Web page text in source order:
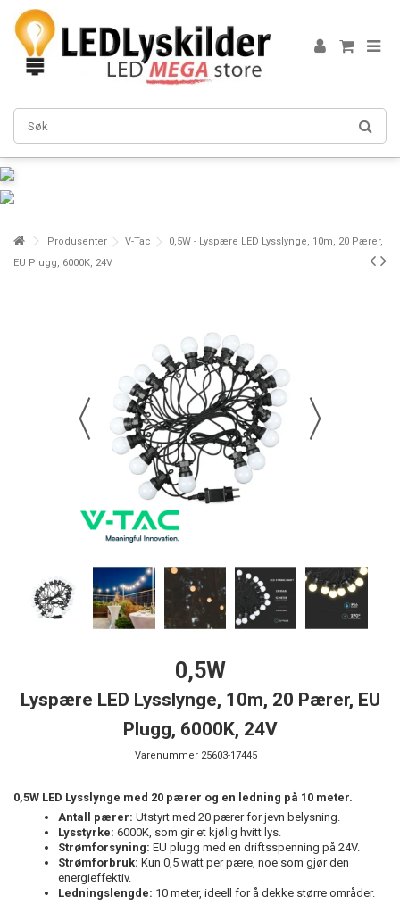
Produsenter V-Tac
0,5W - Lyspære LED Lysslynge, 10m, 20 Pærer,
EU Plugg, 6000K, 24V
0,5W
Lyspære LED Lysslynge, 10m, 20 Pærer, EU
Plugg, 6000K, 24V
Varenummer 25603-17445
0,5W LED Lysslynge med 20 pærer og en ledning på 10 meter.
Antall pærer: Utstyrt med 20 pærer for jevn belysning.
Lysstyrke: 6000K, som gir et kjølig hvitt lys.
Strømforsyning: EU plugg med en driftsspenning på 24V.
Strømforbruk: Kun 0,5 watt per pære, noe som gjør den
energieffektiv.
Ledningslengde: 10 meter, ideell for å dekke større områder.